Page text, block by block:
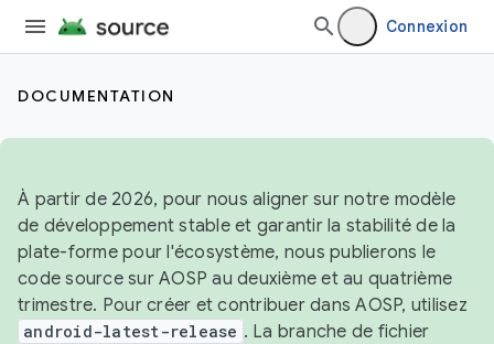
Connexion
DOCUMENTATION
À partir de 2026, pour nous aligner sur notre modèle
de développement stable et garantir la stabilité de la
plate-forme pour l'écosystème, nous publierons le
code source sur AOSP au deuxième et au quatrième
trimestre. Pour créer et contribuer dans AOSP, utilisez
android-latest-release . La branche de fichier